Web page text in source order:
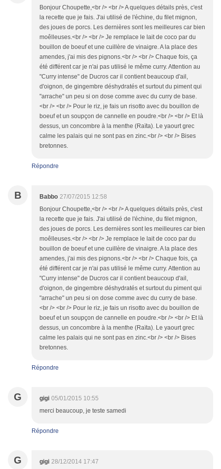
Bonjour Choupette,<br /> <br /> A quelques détails près, c'est
la recette que je fais. J'ai utilisé de l'échine, du filet mignon,
des joues de porcs. Les dernières sont les meilleures car bien
moêlleuses.<br /> <br /> Je remplace le lait de coco par du
bouillon de boeuf et une cuillère de vinaigre. A la place des
amendes, j'ai mis des pignons.<br /> <br /> Chaque fois, ça
été différent car je n'ai pas utilisé le même curry. Attention au
"Curry intense" de Ducros car il contient beaucoup d'ail,
d'oignon, de gingembre déshydratés et surtout du piment qui
"arrache" un peu si on dose comme avec du curry de base.
<br /> <br /> Pour le riz, je fais un risotto avec du bouillon de
boeuf et un soupçon de cannelle en poudre.<br /> <br /> Et là
dessus, un concombre à la menthe (Raïta). Le yaourt grec
calme les palais qui ne sont pas en zinc.<br /> <br /> Bises
bretonnes.
Répondre
B Babbo 27/07/2015 12:58
Bonjour Choupette,<br /> <br /> A quelques détails près, c'est
la recette que je fais. J'ai utilisé de l'échine, du filet mignon,
des joues de porcs. Les dernières sont les meilleures car bien
moêlleuses.<br /> <br /> Je remplace le lait de coco par du
bouillon de boeuf et une cuillère de vinaigre. A la place des
amendes, j'ai mis des pignons.<br /> <br /> Chaque fois, ça
été différent car je n'ai pas utilisé le même curry. Attention au
"Curry intense" de Ducros car il contient beaucoup d'ail,
d'oignon, de gingembre déshydratés et surtout du piment qui
"arrache" un peu si on dose comme avec du curry de base.
<br /> <br /> Pour le riz, je fais un risotto avec du bouillon de
boeuf et un soupçon de cannelle en poudre.<br /> <br /> Et là
dessus, un concombre à la menthe (Raïta). Le yaourt grec
calme les palais qui ne sont pas en zinc.<br /> <br /> Bises
bretonnes.
Répondre
G gigi 05/01/2015 10:55
merci beaucoup, je teste samedi
Répondre
G gigi 28/12/2014 17:47